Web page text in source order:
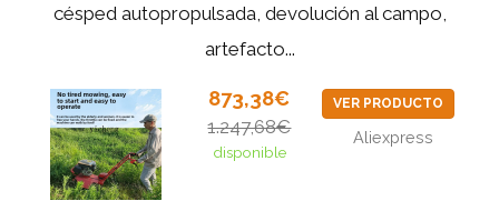
césped autopropulsada, devolución al campo,
artefacto...
873,38€
1.247,68€
disponible
VER PRODUCTO
Aliexpress